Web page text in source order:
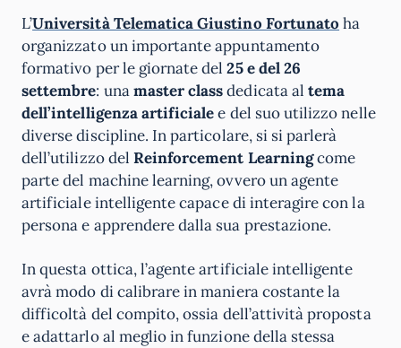
L’Università Telematica Giustino Fortunato ha
organizzato un importante appuntamento
formativo per le giornate del 25 e del 26
settembre: unamaster classdedicata al tema
dell’intelligenza artificialee del suo utilizzo nelle
diverse discipline. In particolare, si si parlerà
dell’utilizzo del Reinforcement Learningcome
parte del machine learning, ovvero un agente
artificiale intelligente capace di interagire con la
persona e apprendere dalla sua prestazione.
In questa ottica, l’agente artificiale intelligente
avrà modo di calibrare in maniera costante la
difficoltà del compito, ossia dell’attività proposta
e adattarlo al meglio in funzione della stessa